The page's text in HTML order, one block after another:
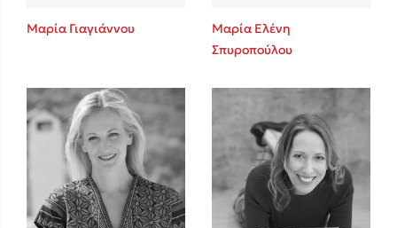
Στέφανος Ξενάκης
Το λεξικό της ζωής σου
Μαρία Γιαγιάννου
Μαρία Ελένη
Σπυροπούλου